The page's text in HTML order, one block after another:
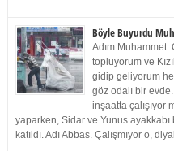
Böyle Buyurdu
Adım Muhammet.
topluyorum ve
gidip geliyorum
göz odalı bir
inşaatta çalışıyor
yaparken, Sidar ve Yunus ayakkabı
katıldı. Adı Abbas. Çalışmıyor o,